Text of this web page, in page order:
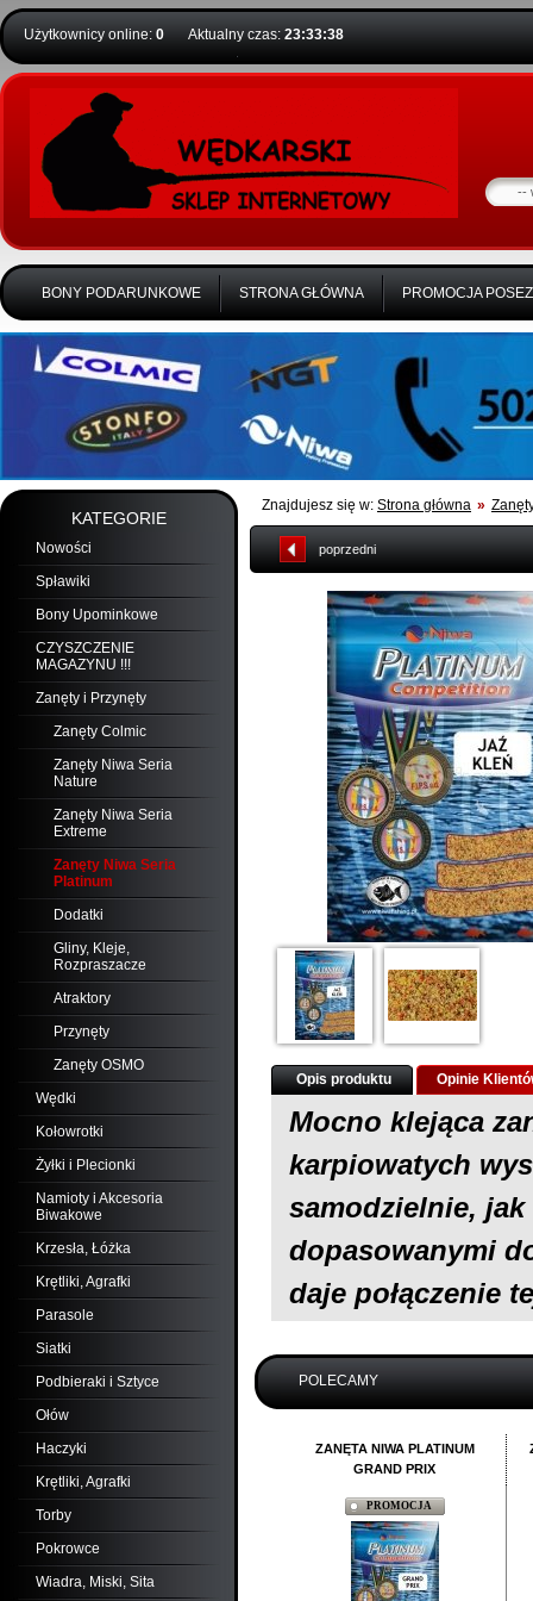
Użytkownicy online: 0 Aktualny czas: 23:33:39
BONY PODARUNKOWE STRONA GŁÓWNA PROMOCJA
KATEGORIE
Nowości
Spławiki
Bony Upominkowe
CZYSZCZENIE
MAGAZYNU !!!
Zanęty i Przynęty
Zanęty Colmic
Zanęty Niwa Seria
Nature
Zanęty Niwa Seria
Extreme
Zanęty Niwa Seria
Platinum
Dodatki
Gliny, Kleje,
Rozpraszacze
Atraktory
Przynęty
Zanęty OSMO
Wędki
Kołowrotki
Żyłki i Plecionki
Namioty i Akcesoria
Biwakowe
Krzesła, Łóżka
Krętliki, Agrafki
Parasole
Siatki
Podbieraki i Sztyce
Ołów
Haczyki
Krętliki, Agrafki
Torby
Pokrowce
Wiadra, Miski, Sita
Znajdujesz się w: Strona główna »
poprzedni
Opis produktu Opinie
Mocno klejąca
karpiowatych
samodzielnie,
dopasowanymi
daje połączenie
POLECAMY
ZANĘTA NIWA PLATINUM
GRAND PRIX
PROMOCJA